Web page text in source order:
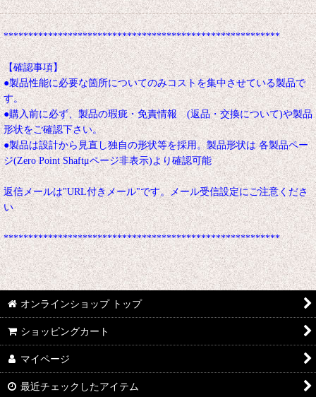
********************************************************
【確認事項】
●製品性能に必要な箇所についてのみコストを集中させている製品で
す。
●購入前に必ず、製品の瑕疵・免責情報 (返品・交換について)や製品
形状をご確認下さい。
●製品は設計から見直し独自の形状等を採用。製品形状は 各製品ペー
ジ(Zero Point Shaftμページ非表示)より確認可能
返信メールは"URL付きメール"です。メール受信設定にご注意くださ
い
********************************************************
オンラインショップ トップ
ショッピングカート
マイページ
最近チェックしたアイテム